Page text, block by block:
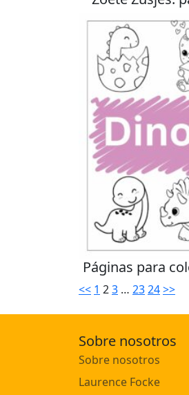
Páginas para
<< 1 23 … 2324>>
Sobre nosotros
Sobre nosotros
Laurence Focke